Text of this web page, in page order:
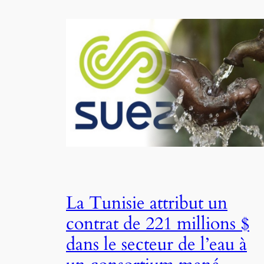
La Tunisie attribut un
contrat de 221 millions $
dans le secteur de l’eau à